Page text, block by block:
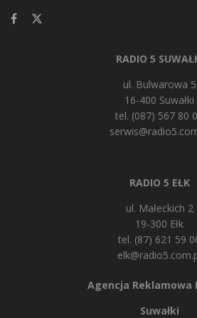
RADIO 5
ul. Bulwarowa 5
16-400 Suwałki
tel. (087) 567 80
RADIO 5 EŁK
ul. Małeckich 2
19-300 Ełk
tel. (87) 621 59
Agencja Reklamowa
Suwałki